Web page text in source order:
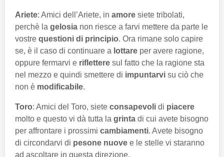
Ariete: Amici dell’Ariete, in amore siete tribolati,
perchè la gelosia non riesce a farvi mettere da parte le
vostre questioni di principio. Ora rimane solo capire
se, è il caso di continuare a lottare per avere ragione,
oppure fermarvi e riflettere sul fatto che la ragione sta
nel mezzo e quindi smettere di impuntarvi su ciò che
non è modificabile.
Toro: Amici del Toro, siete consapevoli di piacere
molto e questo vi dà tutta la grinta di cui avete bisogno
per affrontare i prossimi cambiamenti. Avete bisogno
di circondarvi di pesone nuove e le stelle vi staranno
ad ascoltare in questa direzione.